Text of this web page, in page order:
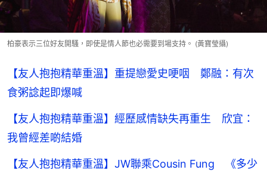
柏豪表示三位好友開騷，即使是情人節也必需要到場支持。 (黃寶瑩攝)
【友人抱抱精華重溫】重提戀愛史哽咽 鄭融：有次
食粥諗起即爆喊
【友人抱抱精華重溫】經歷感情缺失再重生 欣宜：
我曾經差啲結婚
【友人抱抱精華重溫】JW聯乘Cousin Fung 《多少